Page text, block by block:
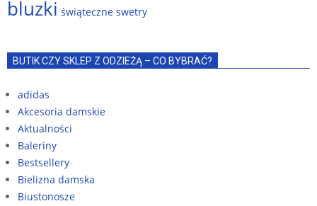
bluzki świąteczne swetry
BUTIK CZY SKLEP Z ODZIEŻĄ – CO BYBRAĆ?
adidas
Akcesoria damskie
Aktualności
Baleriny
Bestsellery
Bielizna damska
Biustonosze